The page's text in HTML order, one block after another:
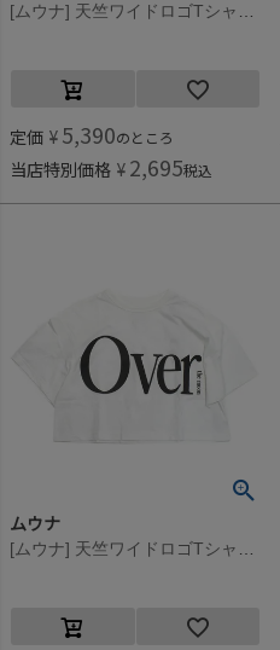
[ムウナ] 天竺ワイドロゴTシャツ シロ(1)
定価 ¥ 5,390のところ
当店特別価格 ¥ 2,695税込
ムウナ
[ムウナ] 天竺ワイドロゴTシャツ シロ(1)